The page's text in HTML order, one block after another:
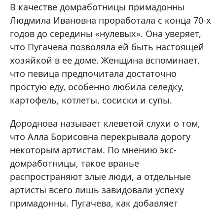
В качестве домработницы примадонны
Людмила Ивановна проработала с конца 70-х
годов до середины «нулевых». Она уверяет,
что Пугачева позволяла ей быть настоящей
хозяйкой в ее доме. Женщина вспоминает,
что певица предпочитала достаточно
простую еду, особенно любила селедку,
картофель, котлеты, сосиски и супы.
Дороднова называет клеветой слухи о том,
что Алла Борисовна перекрывала дорогу
некоторым артистам. По мнению экс-
домработницы, такое вранье
распространяют злые люди, а отдельные
артисты всего лишь завидовали успеху
примадонны. Пугачева, как добавляет